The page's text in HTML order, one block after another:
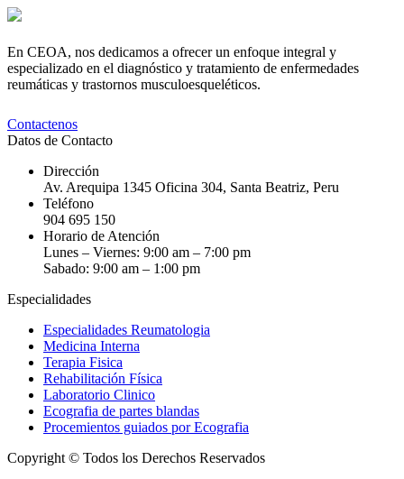
En CEOA, nos dedicamos a ofrecer un enfoque integral y
especializado en el diagnóstico y tratamiento de enfermedades
reumáticas y trastornos musculoesqueléticos.
Contactenos
Datos de Contacto
Dirección
Av. Arequipa 1345 Oficina 304, Santa Beatriz, Peru
Teléfono
904 695 150
Horario de Atención
Lunes – Viernes: 9:00 am – 7:00 pm
Sabado: 9:00 am – 1:00 pm
Especialidades
Especialidades Reumatologia
Medicina Interna
Terapia Fisica
Rehabilitación Física
Laboratorio Clinico
Ecografia de partes blandas
Procemientos guiados por Ecografia
Copyright © Todos los Derechos Reservados